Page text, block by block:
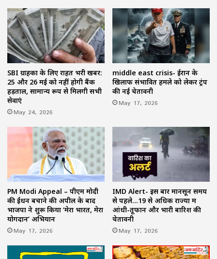
SBI ग्राहकों के लिए राहत भरी खबर:
25 और 26 मई को नहीं होगी बैंक
हड़ताल, सामान्य रूप से मिलेंगी सभी
सेवाएं
May 24, 2026
middle east crisis- ईरान के
खिलाफ संभावित हमले को लेकर ट्रंप
की नई चेतावनी
May 17, 2026
PM Modi Appeal – पीएम मोदी
की ईंधन बचाने की अपील के बाद
भाजपा ने शुरू किया ‘मेरा भारत, मेरा
योगदान’ अभियान
May 17, 2026
IMD Alert- इस बार मानसून समय
से पहले…19 से अधिक राज्यों में
आंधी-तूफान और भारी बारिश की
चेतावनी
May 17, 2026